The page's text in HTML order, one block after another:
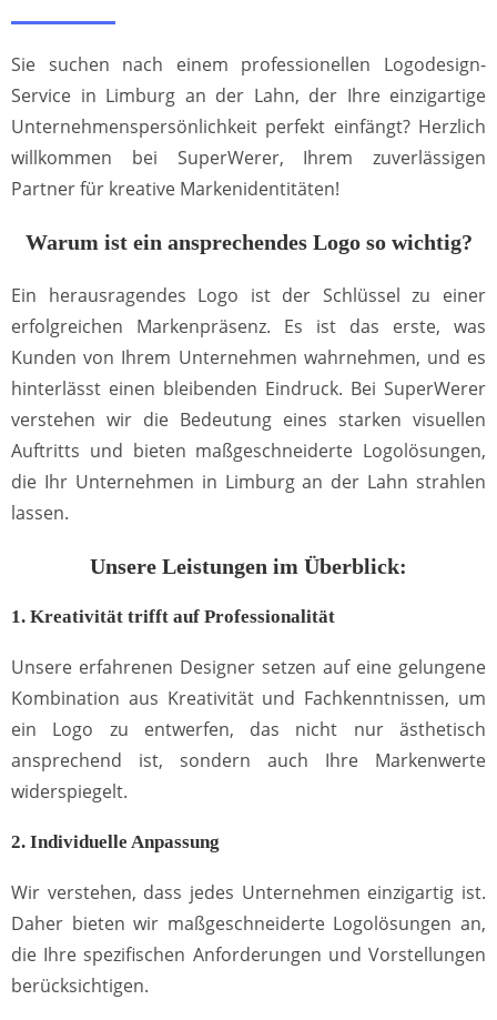
Sie suchen nach einem professionellen Logodesign-
Service in Limburg an der Lahn, der Ihre einzigartige
Unternehmenspersönlichkeit perfekt einfängt? Herzlich
willkommen bei SuperWerer, Ihrem zuverlässigen
Partner für kreative Markenidentitäten!
Warum ist ein ansprechendes Logo so wichtig?
Ein herausragendes Logo ist der Schlüssel zu einer
erfolgreichen Markenpräsenz. Es ist das erste, was
Kunden von Ihrem Unternehmen wahrnehmen, und es
hinterlässt einen bleibenden Eindruck. Bei SuperWerer
verstehen wir die Bedeutung eines starken visuellen
Auftritts und bieten maßgeschneiderte Logolösungen,
die Ihr Unternehmen in Limburg an der Lahn strahlen
lassen.
Unsere Leistungen im Überblick:
1. Kreativität trifft auf Professionalität
Unsere erfahrenen Designer setzen auf eine gelungene
Kombination aus Kreativität und Fachkenntnissen, um
ein Logo zu entwerfen, das nicht nur ästhetisch
ansprechend ist, sondern auch Ihre Markenwerte
widerspiegelt.
2. Individuelle Anpassung
Wir verstehen, dass jedes Unternehmen einzigartig ist.
Daher bieten wir maßgeschneiderte Logolösungen an,
die Ihre spezifischen Anforderungen und Vorstellungen
berücksichtigen.